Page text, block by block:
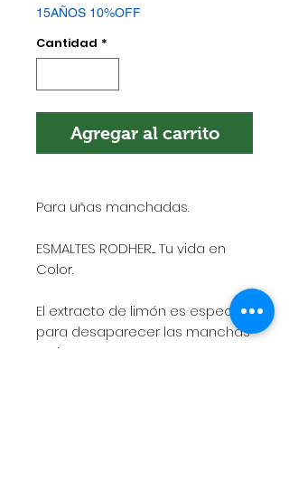
15AÑOS 10%OFF
Cantidad *
Agregar al carrito
Para uñas manchadas.
ESMALTES RODHER.... Tu vida en
Color.
El extracto de limón es especial
para desaparecer las manchas
en las uñas